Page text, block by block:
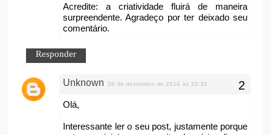
Acredite: a criatividade fluirá de maneira
surpreendente. Agradeço por ter deixado seu
comentário.
Responder
Unknown 20 de dezembro de 2016 às 22:32
Olá,
Interessante ler o seu post, justamente porque